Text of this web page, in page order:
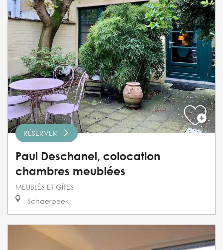
RÉSERVER
Paul Deschanel, colocation
chambres meublées
MEUBLÉS ET GÎTES
Schaerbeek